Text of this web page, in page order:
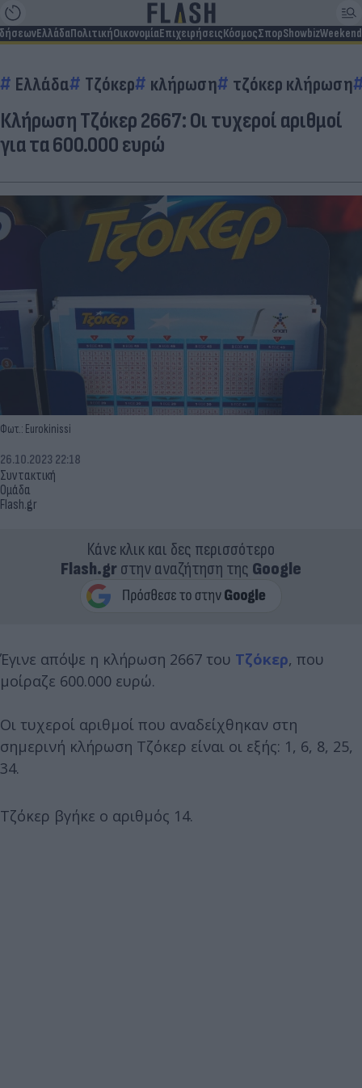
ΕλλάδαΠολιτικήΟικονομίαΕπιχειρήσειςΚόσμοςΣπορShowbizWeekend
Ελλάδα Τζόκερ κλήρωση τζόκερ κλήρωση
Κλήρωση Τζόκερ 2667: Οι τυχεροί αριθμοί
για τα 600.000 ευρώ
Φωτ.: Eurokinissi
Συντακτική
Ομάδα
Flash.gr
26.10.2023 22:18
Κάνε κλικ και δες περισσότερο
Flash.grστην αναζήτηση της Google
Έγινε απόψε η κλήρωση 2667 του Τζόκερ, που
μοίραζε 600.000 ευρώ.
Οι τυχεροί αριθμοί που αναδείχθηκαν στη
σημερινή κλήρωση Τζόκερ είναι οι εξής: 1, 6, 8, 25,
34.
Τζόκερ βγήκε ο αριθμός 14.